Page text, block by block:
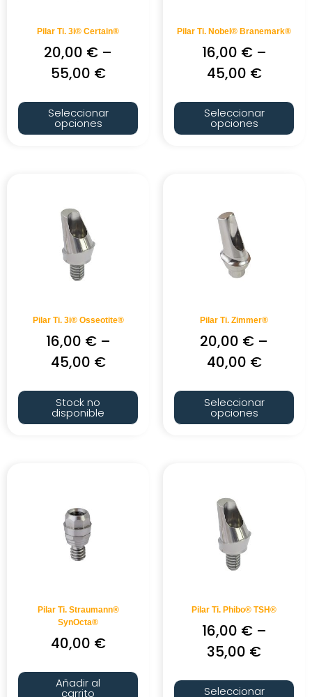
Pilar Ti. 3i® Certain®
20,00 € –
55,00 €
Seleccionar
opciones
Pilar Ti. Nobel® Branemark®
16,00 €–
45,00 €
Seleccionar
opciones
Pilar Ti. 3i® Osseotite®
16,00 €–
45,00 €
Stock no
disponible
Pilar Ti. Zimmer®
20,00 € –
40,00 €
Seleccionar
opciones
Pilar Ti. Straumann®
SynOcta®
40,00 €
Añadir al
carrito
Pilar Ti. Phibo® TSH®
16,00 €–
35,00 €
Seleccionar